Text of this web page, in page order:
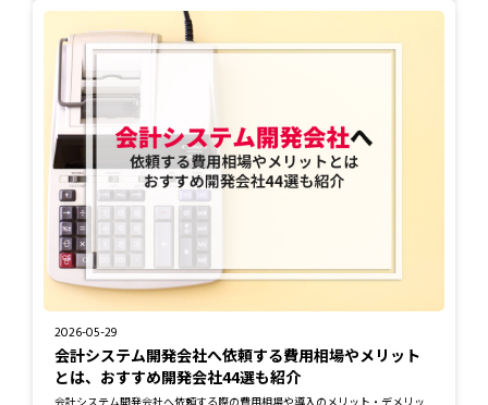
2026-05-29
会計システム開発会社へ依頼する費用相場やメリット
とは、おすすめ開発会社44選も紹介
会計システム開発会社へ依頼する際の費用相場や導入のメリット・デメリッ